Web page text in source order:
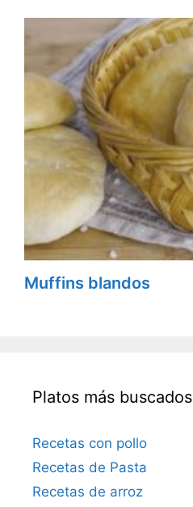
Muffins blandos
Platos más buscados
Recetas con pollo
Recetas de Pasta
Recetas de arroz